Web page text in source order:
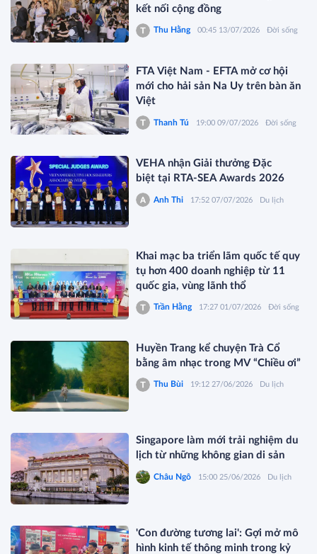
kết nối cộng đồng
Thu Hằng 00:45 13/07/2026 Đời sống
FTA Việt Nam - EFTA mở cơ hội
mới cho hải sản Na Uy trên bàn ăn
Việt
Thanh Tú 19:00 09/07/2026 Đời sống
VEHA nhận Giải thưởng Đặc
biệt tại RTA-SEA Awards 2026
Anh Thi 17:52 07/07/2026 Du lịch
Khai mạc ba triển lãm quốc tế quy
tụ hơn 400 doanh nghiệp từ 11
quốc gia, vùng lãnh thổ
Trần Hằng 17:27 01/07/2026 Đời sống
Huyền Trang kể chuyện Trà Cổ
bằng âm nhạc trong MV “Chiều ơi”
Thu Bùi 19:12 27/06/2026 Du lịch
Singapore làm mới trải nghiệm du
lịch từ những không gian di sản
Châu Ngô 15:00 25/06/2026 Du lịch
'Con đường tương lai': Gợi mở mô
hình kinh tế thông minh trong kỷ